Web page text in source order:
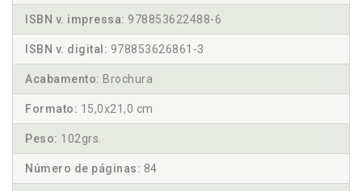
ISBN v. impressa: 978853622488-6
ISBN v. digital: 978853626861-3
Acabamento: Brochura
Formato: 15,0x21,0 cm
Peso: 102grs.
Número de páginas: 84